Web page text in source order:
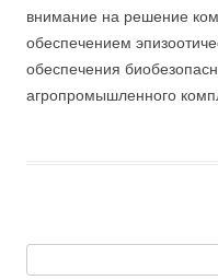
внимание на решение
обеспечением
обеспечения
агропромышленного